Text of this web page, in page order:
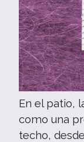
En el patio,
como una
techo,